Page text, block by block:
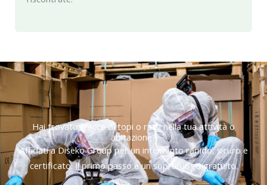
Hai trovato tracce di topi o ratti nella tua attività o
abitazione?
Affidati a Diseko Group per un intervento rapido, sicuro e
certificato. Il primo passo è un sopralluogo gratuito.